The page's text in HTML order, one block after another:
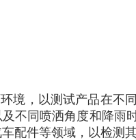
境，以测试产品在不
不同喷洒角度和降雨
配件等领域，以检测